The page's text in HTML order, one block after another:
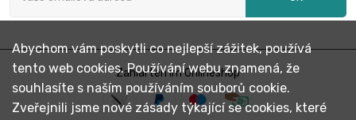
Zahlarten im Onlineshop
Abychom vám poskytli co nejlepší zážitek, používá
tento web cookies. Používání webu znamená, že
souhlasíte s naším používáním souborů cookie.
Zveřejnili jsme nové zásady týkající se cookies, které